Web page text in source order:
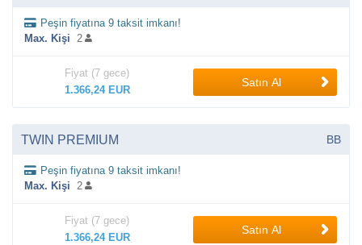
Peşin fiyatına 9 taksit imkanı!
Max. Kişi 2
Fiyat (7 gece)
1.366,24 EUR
Satın Al
TWIN PREMIUM BB
Peşin fiyatına 9 taksit imkanı!
Max. Kişi 2
Fiyat (7 gece)
1.366,24 EUR
Satın Al